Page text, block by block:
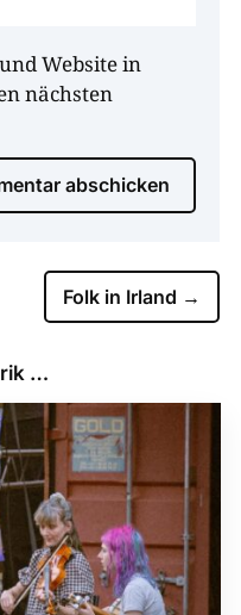
Website in
nächsten
abschicken
Folk in Irland →
…